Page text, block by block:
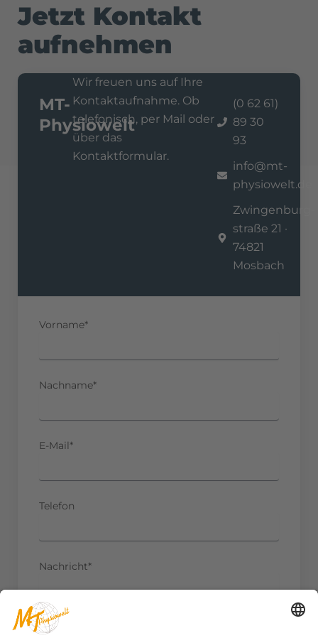
Jetzt Kontakt
aufnehmen
MT-
Physiowelt
Wir freuen uns auf Ihre
Kontaktaufnahme. Ob
telefonisch, per Mail oder
über das
Kontaktformular.
(0 62 61)
89 30
93
info@mt-
physiowelt.de
Zwingenburg­
straße 21 ·
74821
Mosbach
Vorname*
Nachname*
E-Mail*
Telefon
Nachricht*